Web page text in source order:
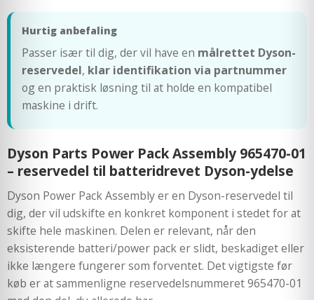
Hurtig anbefaling
Passer især til dig, der vil have en målrettet Dyson-
reservedel, klar identifikation via partnummer
og en praktisk løsning til at holde en kompatibel
maskine i drift.
Dyson Parts Power Pack Assembly 965470-01
– reservedel til batteridrevet Dyson-ydelse
Dyson Power Pack Assembly er en Dyson-reservedel til
dig, der vil udskifte en konkret komponent i stedet for at
skifte hele maskinen. Delen er relevant, når den
eksisterende batteri/power pack er slidt, beskadiget eller
ikke længere fungerer som forventet. Det vigtigste før
køb er at sammenligne reservedelsnummeret 965470-01